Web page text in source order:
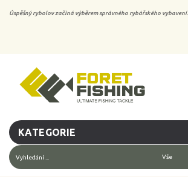
Úspěšný rybolov začíná výběrem správného rybářského vybavení.
KATEGORIE